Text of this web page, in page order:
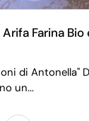
Farina
di Antonella"
un...